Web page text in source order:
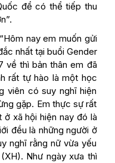
để có thể tiếp thu
nay em muốn gửi
nhất tại buổi Gender
về thì bản thân em đã
rất tự hào là một học
viên có suy nghĩ hiện
gặp. Em thực sự rất
xã hội hiện nay đó là
đều là những người ở
nghĩ rằng nữ vừa yếu
Như ngày xưa thì